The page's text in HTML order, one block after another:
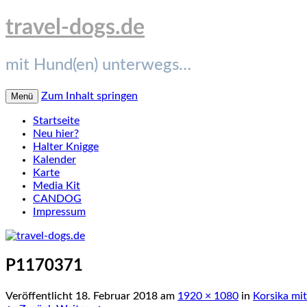
travel-dogs.de
mit Hund(en) unterwegs…
Menü Zum Inhalt springen
Startseite
Neu hier?
Halter Knigge
Kalender
Karte
Media Kit
CANDOG
Impressum
P1170371
Veröffentlicht 18. Februar 2018 am 1920 × 1080 in Korsika